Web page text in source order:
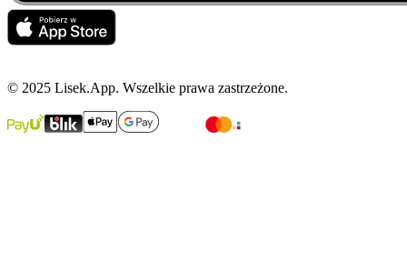
© 2025 Lisek.App. Wszelkie prawa zastrzeżone.